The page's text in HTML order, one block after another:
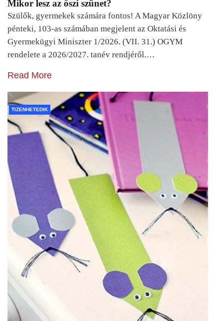
Mikor lesz az őszi szünet?
Szülők, gyermekek számára fontos! A Magyar Közlöny
pénteki, 103-as számában megjelent az Oktatási és
Gyermekügyi Miniszter 1/2026. (VII. 31.) OGYM
rendelete a 2026/2027. tanév rendjéről.…
Read More
TIZENHETEDIK